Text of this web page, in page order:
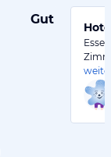
Gut